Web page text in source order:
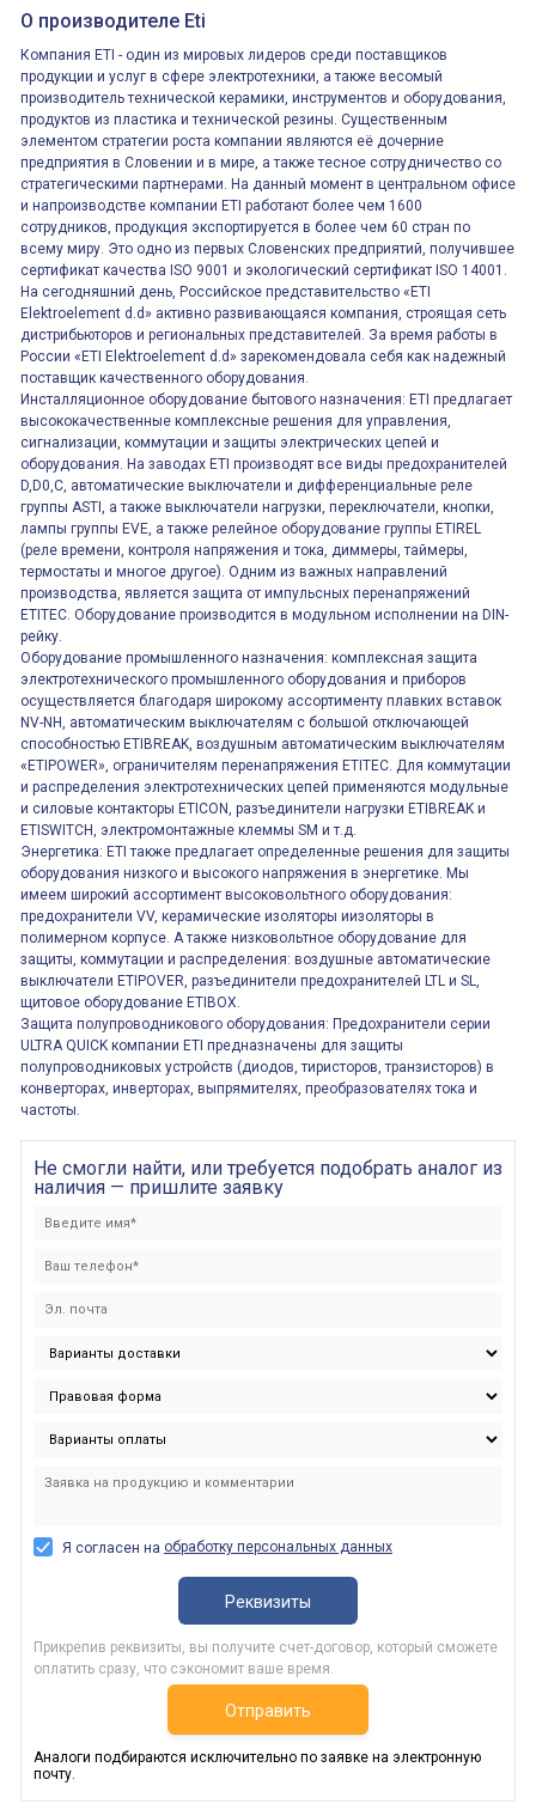
путевой,
алюминиевый
ролик
800202300000С | 80 02 0 230 0000 С
многофункциональные
реле времени
0.1cек.-10 дней, 10
функций/режимов
О производителе Eti
Компания ETI - один из мировых лидеров среди поставщиков
продукции и услуг в сфере электротехники, а также весомый
производитель технической керамики, инструментов и оборудования,
продуктов из пластика и технической резины. Существенным
элементом стратегии роста компании являются её дочерние
предприятия в Словении и в мире, а также тесное сотрудничество со
стратегическими партнерами. На данный момент в центральном офисе
и напроизводстве компании ETI работают более чем 1600
сотрудников, продукция экспортируется в более чем 60 стран по
всему миру. Это одно из первых Словенских предприятий, получившее
сертификат качества ISO 9001 и экологический сертификат ISO 14001.
На сегодняшний день, Российское представительство «ETI
Elektroelement d.d» активно развивающаяся компания, строящая сеть
дистрибьюторов и региональных представителей. За время работы в
России «ETI Elektroelement d.d» зарекомендовала себя как надежный
поставщик качественного оборудования.
Инсталляционное оборудование бытового назначения: ETI предлагает
высококачественные комплексные решения для управления,
сигнализации, коммутации и защиты электрических цепей и
оборудования. На заводах ETI производят все виды предохранителей
D,D0,C, автоматические выключатели и дифференциальные реле
группы ASTI, а также выключатели нагрузки, переключатели, кнопки,
лампы группы EVE, а также релейное оборудование группы ETIREL
(реле времени, контроля напряжения и тока, диммеры, таймеры,
термостаты и многое другое). Одним из важных направлений
производства, является защита от импульсных перенапряжений
ETITEC. Оборудование производится в модульном исполнении на DIN-
рейку.
Оборудование промышленного назначения: комплексная защита
электротехнического промышленного оборудования и приборов
осуществляется благодаря широкому ассортименту плавких вставок
NV-NH, автоматическим выключателям с большой отключающей
способностью ETIBREAK, воздушным автоматическим выключателям
«ETIPOWER», ограничителям перенапряжения ETITEC. Для коммутации
и распределения электротехнических цепей применяются модульные
и силовые контакторы ETICON, разъединители нагрузки ETIBREAK и
ETISWITCH, электромонтажные клеммы SM и т.д.
Энергетика: ETI также предлагает определенные решения для защиты
оборудования низкого и высокого напряжения в энергетике. Мы
имеем широкий ассортимент высоковольтного оборудования:
предохранители VV, керамические изоляторы иизоляторы в
полимерном корпусе. А также низковольтное оборудование для
защиты, коммутации и распределения: воздушные автоматические
выключатели ETIPOVER, разъединители предохранителей LTL и SL,
щитовое оборудование ETIBOX.
Защита полупроводникового оборудования: Предохранители серии
ULTRA QUICK компании ETI предназначены для защиты
полупроводниковых устройств (диодов, тиристоров, транзисторов) в
конверторах, инверторах, выпрямителях, преобразователях тока и
частоты.
Не смогли найти, или требуется подобрать аналог из
наличия — пришлите заявку
Я согласен на обработку персональных данных
Реквизиты
Прикрепив реквизиты, вы получите счет-договор, который сможете
оплатить сразу, что сэкономит ваше время.
Отправить
Аналоги подбираются исключительно по заявке на электронную
почту.